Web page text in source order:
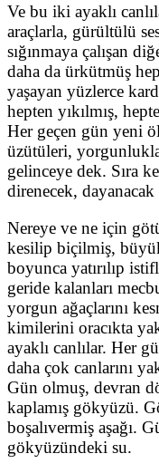
Ve bu iki ayaklı
araçlarla, gürültülü
sığınmaya çalışan
daha da ürkütmüş
yaşayan yüzlerce
hepten yıkılmış,
Her geçen gün yeni
üzütüleri,
gelinceye dek. Sıra
direnecek,
Nereye ve ne için
kesilip biçilmiş,
boyunca yatırılıp
geride kalanları
yorgun ağaçlarını
kimilerini oracıkta
ayaklı canlılar. Her
daha çok canlarını
Gün olmuş, devran
kaplamış gökyüzü.
boşalıvermiş aşağı.
gökyüzündeki su.